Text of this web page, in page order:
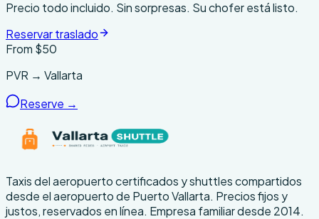
Precio todo incluido. Sin sorpresas. Su chofer está listo.
Reservar traslado
From $50
PVR → Vallarta
Reserve →
Taxis del aeropuerto certificados y shuttles compartidos
desde el aeropuerto de Puerto Vallarta. Precios fijos y
justos, reservados en línea. Empresa familiar desde 2014.